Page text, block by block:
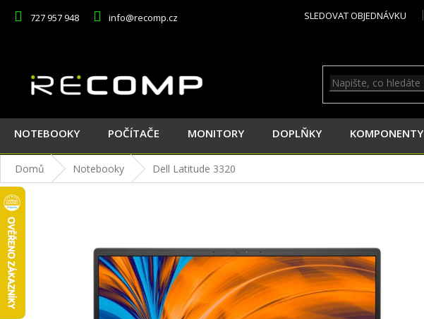
727 957 948 info@recomp.cz SLEDOVAT OBJEDNÁVKU
NOTEBOOKY POČÍTAČE MONITORY DOPLŇKY KOMPONENTY
Domů Notebooky Dell Latitude 3320